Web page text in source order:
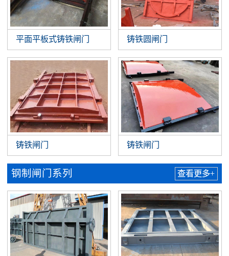
平面平板式铸铁闸门 铸铁圆闸门
铸铁闸门 铸铁闸门
钢制闸门系列 查看更多+